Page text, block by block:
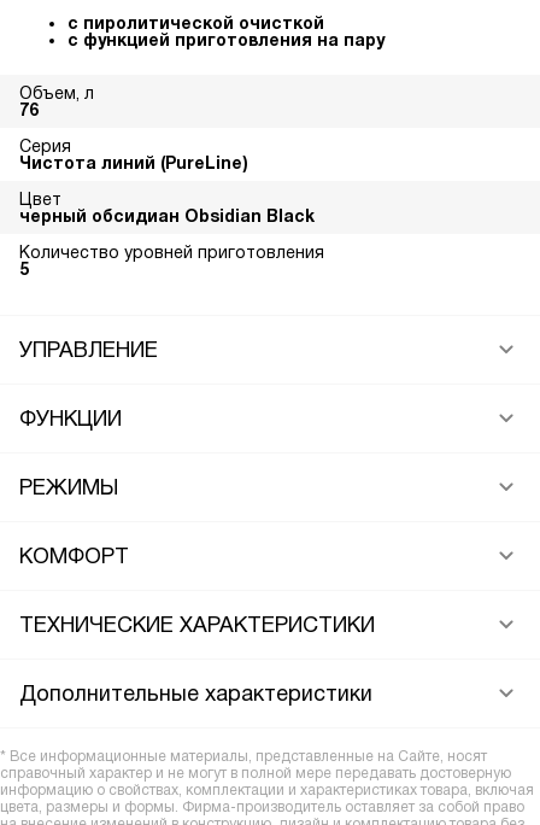
с пиролитической очисткой
с функцией приготовления на пару
Объем, л
76
Серия
Чистота линий (PureLine)
Цвет
черный обсидиан Obsidian Black
Количество уровней приготовления
5
УПРАВЛЕНИЕ
ФУНКЦИИ
РЕЖИМЫ
КОМФОРТ
ТЕХНИЧЕСКИЕ ХАРАКТЕРИСТИКИ
Дополнительные характеристики
* Все информационные материалы, представленные на Сайте, носят
справочный характер и не могут в полной мере передавать достоверную
информацию о свойствах, комплектации и характеристиках товара, включая
цвета, размеры и формы. Фирма-производитель оставляет за собой право